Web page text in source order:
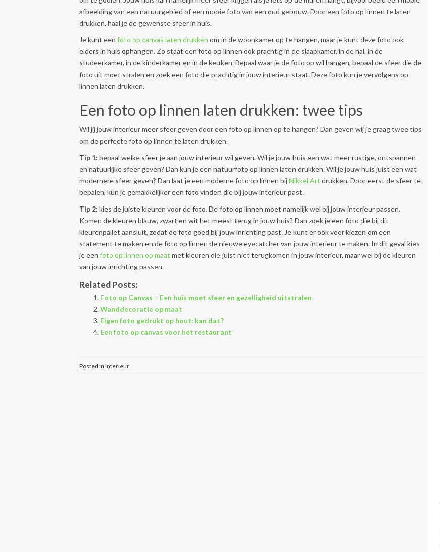
afbeelding van een natuurgebied of een mooie foto van een oud gebouw. Door een foto op linnen te laten
drukken, haal je de gewenste sfeer in huis.
Je kunt een foto op canvas laten drukken om in de woonkamer op te hangen, maar je kunt deze foto ook
elders in huis ophangen. Zo staat een foto op linnen ook prachtig in de slaapkamer, in de hal, in de
studeerkamer, in de kinderkamer en in de keuken. Bepaal waar je de foto op wil hangen, bepaal de sfeer die de
foto uit moet stralen en zoek een foto die prachtig in jouw interieur staat. Deze foto kun je vervolgens op
linnen laten drukken.
Een foto op linnen laten drukken: twee tips
Wil jij jouw interieur meer sfeer geven door een foto op linnen op te hangen? Dan geven wij je graag twee tips
om de perfecte foto op linnen te laten drukken.
Tip 1: bepaal welke sfeer je aan jouw interieur wil geven. Wil je jouw huis een wat meer rustige, ontspannen
en natuurlijke sfeer geven? Dan kun je een natuurfoto op linnen laten drukken. Wil je jouw huis juist een wat
modernere sfeer geven? Dan laat je een moderne foto op linnen bijNikkel Art drukken. Door eerst de sfeer te
bepalen, kun je gemakkelijker een foto vinden die bij jouw interieur past.
Tip 2: kies de juiste kleuren voor de foto. De foto op linnen moet namelijk wel bij jouw interieur passen.
Komen de kleuren blauw, zwart en wit het meest terug in jouw huis? Dan zoek je een foto die bij dit
kleurenpallet aansluit, zodat de foto goed bij jouw inrichting past. Je kunt er ook voor kiezen om een
statement te maken en de foto op linnen de nieuwe eyecatcher van jouw interieur te maken. In dit geval kies
je een foto op linnen op maat met kleuren die juist niet terugkomen in jouw interieur, maar wel bij de kleuren
van jouw inrichting passen.
Related Posts:
Foto op Canvas – Een huis moet sfeer en gezelligheid uitstralen
Wanddecoratie op maat
Eigen foto gedrukt op hout: kan dat?
Een foto op canvas voor het restaurant
Posted in Interieur